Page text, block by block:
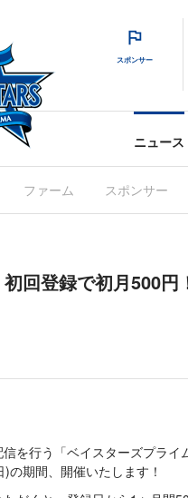
スポンサー
ニュース
ファーム スポンサー
回登録で初月500円
を行う「ベイスターズプラ
期間、開催いたします！